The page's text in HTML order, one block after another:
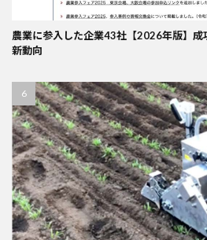
農業に参入した企業43社【2026年版】成
新動向